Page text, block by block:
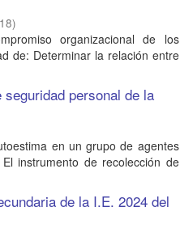
)
organizacional de los
de: Determinar la relación entre
personal de la
en un grupo de agentes
instrumento de recolección de
de la I.E. 2024 del